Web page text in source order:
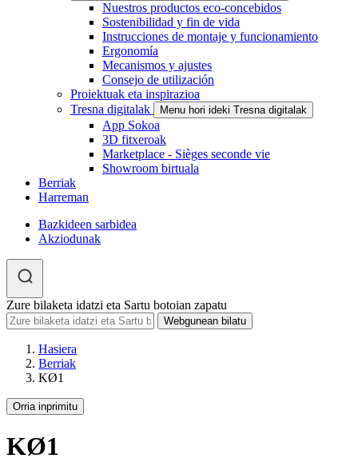
Nuestros productos eco-concebidos
Sostenibilidad y fin de vida
Instrucciones de montaje y funcionamiento
Ergonomía
Mecanismos y ajustes
Consejo de utilización
Proiektuak eta inspirazioa
Tresna digitalak
Menu hori ideki Tresna digitalak
App Sokoa
3D fitxeroak
Marketplace - Sièges seconde vie
Showroom birtuala
Berriak
Harreman
Bazkideen sarbidea
Akziodunak
Zure bilaketa idatzi eta Sartu botoian zapatu
Hasiera
Berriak
KØ1
Orria inprimitu
KØ1